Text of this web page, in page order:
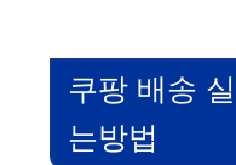
쿠팡 배송
는방법